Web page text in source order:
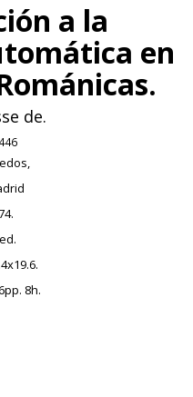
a la
en
de.
8h.